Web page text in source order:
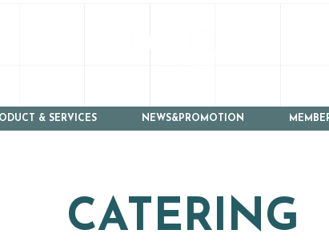
& SERVICES NEWS&PROMOTION
CATERING